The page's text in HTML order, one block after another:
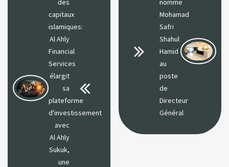
des
capitaux
islamiques:
Al Ahly
Financial
Services
élargit
sa
plateforme
d'investissement
avec
Al Ahly
Sukuk,
une
nomme
Mohamad
Safri
Shahul
Hamid
au
poste
de
Directeur
Général